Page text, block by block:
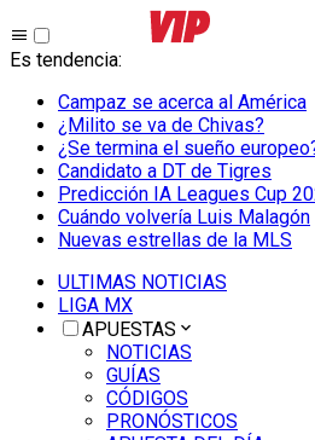
Es tendencia:
Campaz se acerca al América
¿Milito se va de Chivas?
¿Se termina el sueño
Candidato a DT de Tigres
Predicción IA Leagues Cup
Cuándo volvería Luis Malagón
Nuevas estrellas de la MLS
ULTIMAS NOTICIAS
LIGA MX
APUESTAS
NOTICIAS
GUÍAS
CÓDIGOS
PRONÓSTICOS